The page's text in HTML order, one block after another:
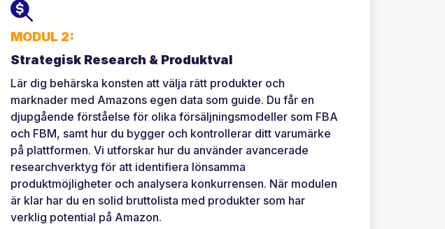
MODUL 2:
Strategisk Research & Produktval
Lär dig behärska konsten att välja rätt produkter och
marknader med Amazons egen data som guide. Du får en
djupgående förståelse för olika försäljningsmodeller som FBA
och FBM, samt hur du bygger och kontrollerar ditt varumärke
på plattformen. Vi utforskar hur du använder avancerade
researchverktyg för att identifiera lönsamma
produktmöjligheter och analysera konkurrensen. När modulen
är klar har du en solid bruttolista med produkter som har
verklig potential på Amazon.